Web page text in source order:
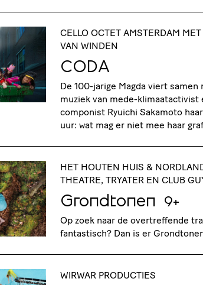
CODA
CELLO OCTET AMSTERDAM
VAN WINDEN
De 100-jarige Magda viert samen
muziek van mede-klimaatactivist
componist Ryuichi Sakamoto
uur: wat mag er niet mee haar
Grondtonen 9+
HET HOUTEN HUIS &
THEATRE, TRYATER EN CLUB
Op zoek naar de overtreffende
fantastisch? Dan is er
WIRWAR PRODUCTIES